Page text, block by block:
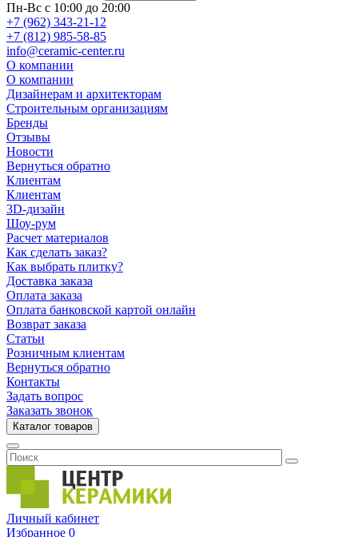
Пн-Вс с 10:00 до 20:00
+7 (962) 343-21-12
+7 (812) 985-58-85
info@ceramic-center.ru
О компании
О компании
Дизайнерам и архитекторам
Строительным организациям
Бренды
Отзывы
Новости
Вернуться обратно
Клиентам
Клиентам
3D-дизайн
Шоу-рум
Расчет материалов
Как сделать заказ?
Как выбрать плитку?
Доставка заказа
Оплата заказа
Оплата банковской картой онлайн
Возврат заказа
Статьи
Розничным клиентам
Вернуться обратно
Контакты
Задать вопрос
Заказать звонок
Каталог товаров
Личный кабинет
Избранное 0